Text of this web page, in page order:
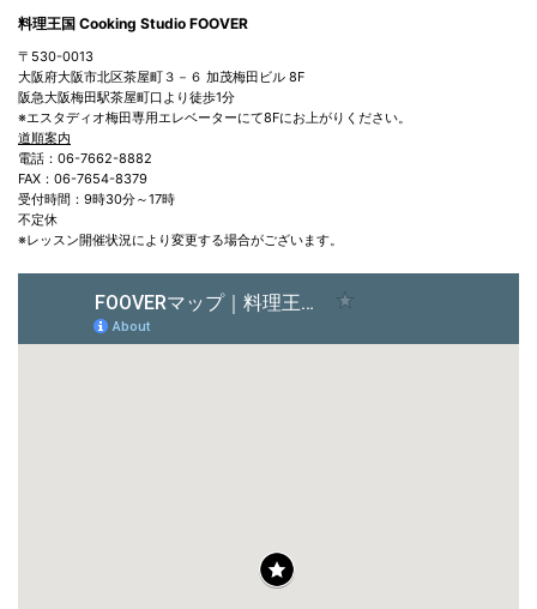
料理王国 Cooking Studio FOOVER
〒530-0013
大阪府大阪市北区茶屋町３－６ 加茂梅田ビル 8F
阪急大阪梅田駅茶屋町口より徒歩1分
※エスタディオ梅田専用エレベーターにて8Fにお上がりください。
道順案内
電話：06-7662-8882
FAX：06-7654-8379
受付時間：9時30分～17時
不定休
※レッスン開催状況により変更する場合がございます。